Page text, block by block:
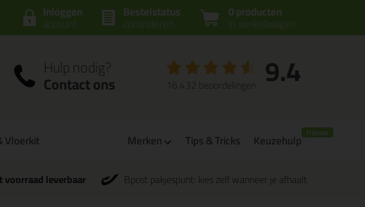
0 producten
in winkelwagen
Bestelstatus
controleren
Inloggen
account
Hulp nodig?
Contact ons 9.4
16.432 beoordelingen
Vloerkit Merken Tips & Tricks Keuzehulp
voorraad leverbaar Bpost pakjespunt: kies zelf wanneer je afhaalt